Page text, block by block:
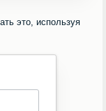
это, используя